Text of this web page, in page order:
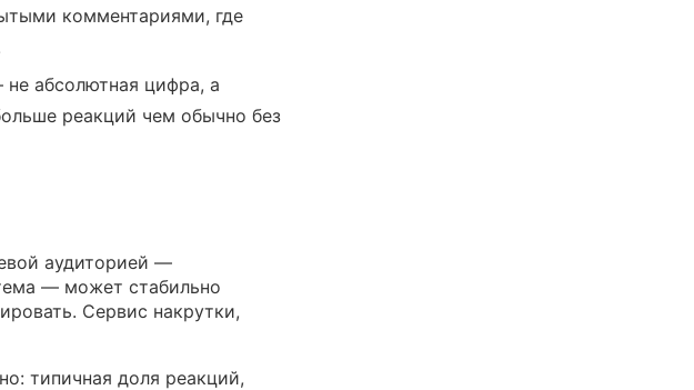
комментариями, где
абсолютная цифра, а
реакций чем обычно без
аудиторией —
— может стабильно
Сервис накрутки,
типичная доля реакций,